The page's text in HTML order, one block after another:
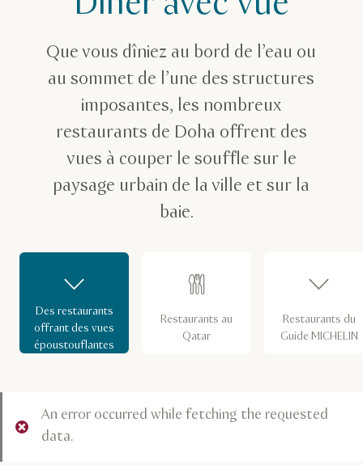
Des restaurants offrant des vues époustouflantes
Que vous dîniez au bord de l’eau ou
au sommet de l’une des structures
imposantes, les nombreux
restaurants de Doha offrent des
vues à couper le souffle sur le
paysage urbain de la ville et sur la
baie.
Restaurants au
Qatar
Restaurants du
Guide MICHELIN
Des restaurants
offrant des vues
époustouflantes
An error occurred while fetching the requested
data.